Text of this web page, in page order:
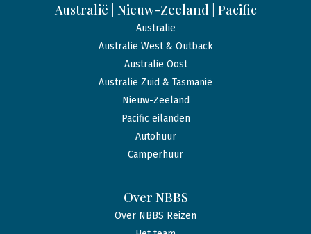
Australië | Nieuw-Zeeland | Pacific
Australië
Australië West & Outback
Australië Oost
Australië Zuid & Tasmanië
Nieuw-Zeeland
Pacific eilanden
Autohuur
Camperhuur
Over NBBS
Over NBBS Reizen